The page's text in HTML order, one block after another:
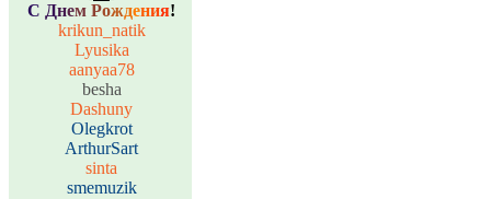
С Днем Рождения!
krikun_natik
Lyusika
aanyaa78
besha
Dashuny
Olegkrot
ArthurSart
sinta
smemuzik